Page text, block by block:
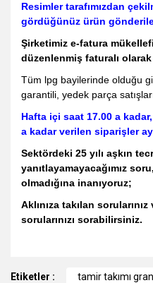
Resimler tarafımızdan
gördüğünüz ürün
Şirketimiz e-fatura
düzenlenmiş faturalı
Tüm lpg bayilerinde olduğu
garantili, yedek parça
Hafta içi saat 17.00 a
a kadar verilen siparişler
Sektördeki 25 yılı aşkın
yanıtlayamayacağımız
olmadığına inanıyoruz;
Aklınıza takılan
sorularınızı sorabilirsiniz.
konularda yetersiz
Etiketler :
tamir takımı